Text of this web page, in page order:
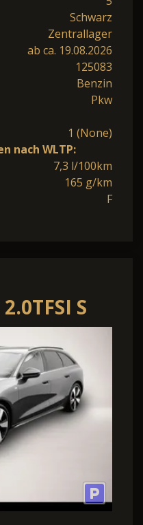
Schwarz
Zentrallager
ab ca. 19.08.2026
125083
Benzin
Pkw
1 (None)
nach WLTP:
7,3 l/100km
165 g/km
F
S
N